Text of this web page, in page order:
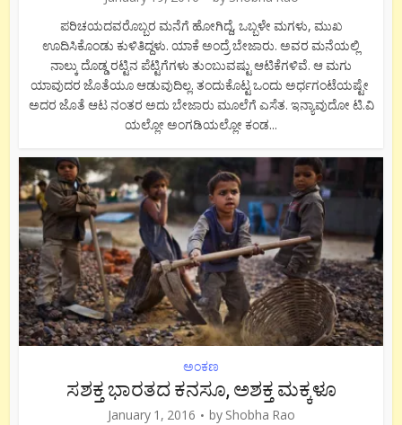
ಪರಿಚಯದವರೊಬ್ಬರ ಮನೆಗೆ ಹೋಗಿದ್ದೆ, ಒಬ್ಬಳೇ ಮಗಳು, ಮುಖ
ಊದಿಸಿಕೊಂಡು ಕುಳಿತಿದ್ದಳು. ಯಾಕೆ ಅಂದ್ರೆ ಬೇಜಾರು. ಅವರ ಮನೆಯಲ್ಲಿ
ನಾಲ್ಕು ದೊಡ್ಡ ರಟ್ಟಿನ ಪೆಟ್ಟಿಗೆಗಳು ತುಂಬುವಷ್ಟು ಆಟಿಕೆಗಳಿವೆ. ಆ ಮಗು
ಯಾವುದರ ಜೊತೆಯೂ ಆಡುವುದಿಲ್ಲ. ತಂದುಕೊಟ್ಟ ಒಂದು ಅರ್ಧಗಂಟೆಯಷ್ಟೇ
ಅದರ ಜೊತೆ ಆಟ ನಂತರ ಅದು ಬೇಜಾರು ಮೂಲೆಗೆ ಎಸೆತ. ಇನ್ಯಾವುದೋ ಟಿ.ವಿ
ಯಲ್ಲೋ ಅಂಗಡಿಯಲ್ಲೋ ಕಂಡ...
ಅಂಕಣ
ಸಶಕ್ತ ಭಾರತದ ಕನಸೂ, ಅಶಕ್ತ ಮಕ್ಕಳೂ
January 1, 2016 by Shobha Rao